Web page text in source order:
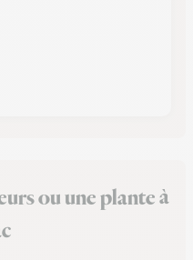
ou une plante à